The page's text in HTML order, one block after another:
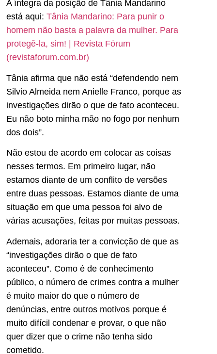
A íntegra da posição de Tânia Mandarino
está aqui: Tânia Mandarino: Para punir o
homem não basta a palavra da mulher. Para
protegê-la, sim! | Revista Fórum
(revistaforum.com.br)
Tânia afirma que não está “defendendo nem
Silvio Almeida nem Anielle Franco, porque as
investigações dirão o que de fato aconteceu.
Eu não boto minha mão no fogo por nenhum
dos dois”.
Não estou de acordo em colocar as coisas
nesses termos. Em primeiro lugar, não
estamos diante de um conflito de versões
entre duas pessoas. Estamos diante de uma
situação em que uma pessoa foi alvo de
várias acusações, feitas por muitas pessoas.
Ademais, adoraria ter a convicção de que as
“investigações dirão o que de fato
aconteceu”. Como é de conhecimento
público, o número de crimes contra a mulher
é muito maior do que o número de
denúncias, entre outros motivos porque é
muito difícil condenar e provar, o que não
quer dizer que o crime não tenha sido
cometido.